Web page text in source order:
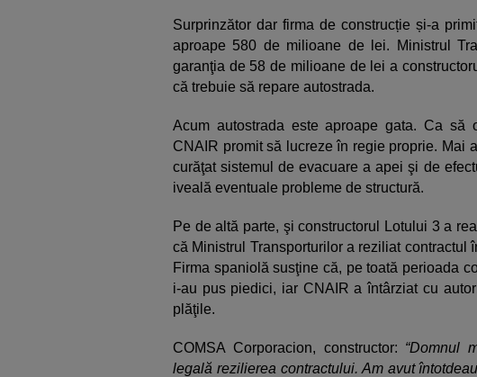
Surprinzător dar firma de construcție și-a
aproape 580 de milioane de lei. Ministrul
garanţia de 58 de milioane de lei a
că trebuie să repare autostrada.
Acum autostrada este aproape gata. Ca
CNAIR promit să lucreze în regie proprie. Mai
curăţat sistemul de evacuare a apei şi de
iveală eventuale probleme de structură.
Pe de altă parte, şi constructorul Lotului 3 a
că Ministrul Transporturilor a reziliat contractul
Firma spaniolă susţine că, pe toată perioada
i-au pus piedici, iar CNAIR a întârziat cu
plăţile.
COMSA Corporacion, constructor: “Domnul
legală rezilierea contractului. Am avut